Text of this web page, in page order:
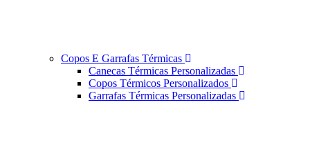
Copos E Garrafas Térmicas
Canecas Térmicas Personalizadas
Copos Térmicos Personalizados
Garrafas Térmicas Personalizadas